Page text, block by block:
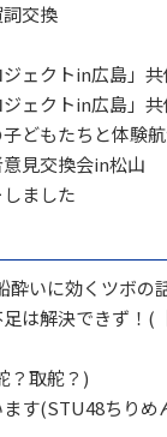
交換
ジェクトin広島」
ジェクトin広島」
どもたちと体験
見交換会in松山
ました
酔いに効くツボの
は解決できず！(
？取舵？)
ます(STU48ちり